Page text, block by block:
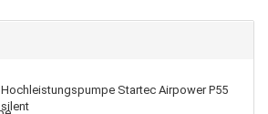
Hochleistungspumpe Startec Airpower P55
silent